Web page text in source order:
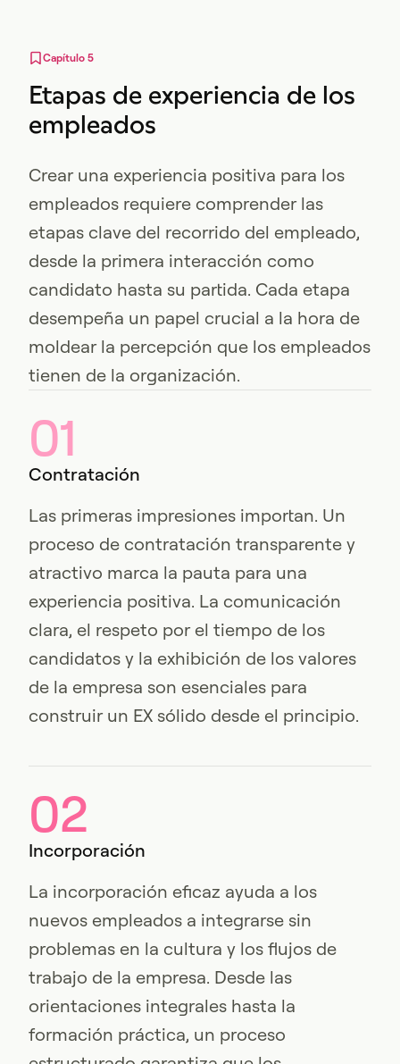
Capítulo 5
Etapas de experiencia de los
empleados
Crear una experiencia positiva para los
empleados requiere comprender las
etapas clave del recorrido del empleado,
desde la primera interacción como
candidato hasta su partida. Cada etapa
desempeña un papel crucial a la hora de
moldear la percepción que los empleados
tienen de la organización.
01
Contratación
Las primeras impresiones importan. Un
proceso de contratación transparente y
atractivo marca la pauta para una
experiencia positiva. La comunicación
clara, el respeto por el tiempo de los
candidatos y la exhibición de los valores
de la empresa son esenciales para
construir un EX sólido desde el principio.
02
Incorporación
La incorporación eficaz ayuda a los
nuevos empleados a integrarse sin
problemas en la cultura y los flujos de
trabajo de la empresa. Desde las
orientaciones integrales hasta la
formación práctica, un proceso